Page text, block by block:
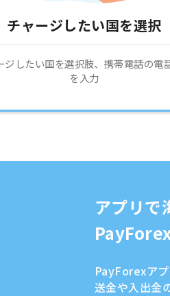
チャージしたい国を選択
ジしたい国を選択肢、携帯電話の電
を入力
アプリで
PayForexアプ
送金や入出金